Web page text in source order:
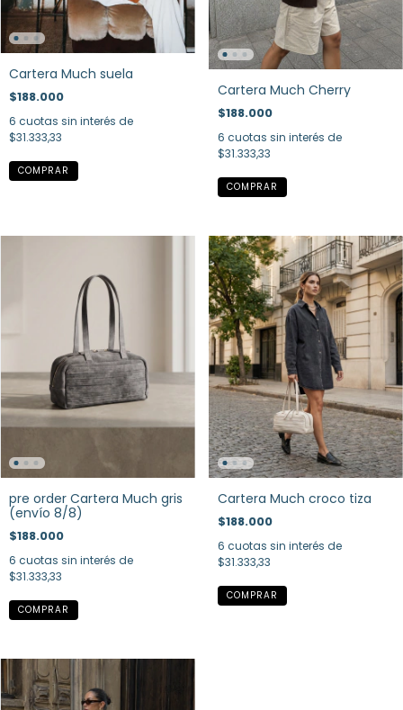
Cartera Much suela
$188.000
6 cuotas sin interés de
$31.333,33
Cartera Much Cherry
$188.000
6 cuotas sin interés de
$31.333,33
pre order Cartera Much gris
(envío 8/8)
$188.000
6 cuotas sin interés de
$31.333,33
Cartera Much croco tiza
$188.000
6 cuotas sin interés de
$31.333,33